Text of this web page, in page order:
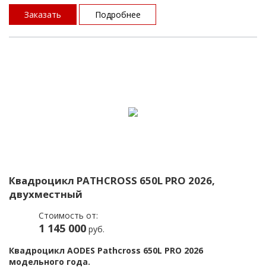
новый дизайн передней части, обновленная оптика, 10,25-
дюймовый дисплей на приборной панели с индикацией
основных параметров.
Заказать Подробнее
Квадроцикл PATHCROSS 650L PRO 2026,
двухместный
Стоимость от:
1 145 000 руб.
Квадроцикл AODES Pathcross 650L PRO 2026
модельного года.